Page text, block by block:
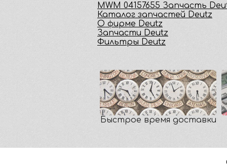
MWM 04157655 Запчасть
Каталог запчастей Deutz
О фирме Deutz
Запчасти Deutz
Фильтры Deutz
Быстрое время доставки